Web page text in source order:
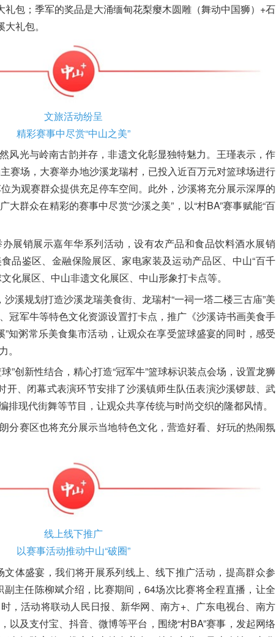
礼包；季军的奖品是大涌缅甸花梨瘿木圆雕（舞动中国狮）+石
礼包。
文旅活动纷呈
精彩赛事中尽赏“中山之美”
风光与岭南古韵并存，非遗文化彰显独特魅力。王瑾表示，作
赛场， 大赛举办地沙溪龙瑞村，已投入近百万元对篮球场进行
为观赛群众提供充足停车空间。此外，沙溪将充分展示深厚的
大群众在精彩的赛事中尽赏“沙溪之美”，以“村BA”赛事赋能“百
展销展示嘉年华系列活动，设有农产品和食品饮料酒水展销
品鉴区、金融保险展区、家电家装及运动产品区、中山“百千
化展区、中山非遗文化展区、中山形象打卡点等。
沙溪规划打造沙溪龙瑞美食街、龙瑞村“一祠一塔二楼三古庙”美
冠军牛等特色文化资源设置打卡点，推广《沙溪诗书画美食手
”知粥常乐美食集市活动，让观众在享受篮球盛宴的同时，感受
”创新性结合，精心打造“冠军牛”篮球标识装点会场，设置龙狮
开、闭幕式表演环节安排了沙溪镇师生队伍表演沙溪锣鼓、武
排现代街舞等节目，让观众共享传统与时尚交织的隆都风情。
分赛区也将充分展示当地特色文化，营造好看、好玩的热闹氛
线上线下推广
以赛事活动推动中山“破圈”
文体盛宴，我们将开展系列线上、线下推广活动，提高群众参
副主任陈柳斌介绍，比赛期间，64场次比赛将全程直播，让全
，活动将联动人民日报、新华网、南方+、广东电视台、南方
以及支付宝、抖音、微博等平台，围绕“村BA”赛事，发起网络